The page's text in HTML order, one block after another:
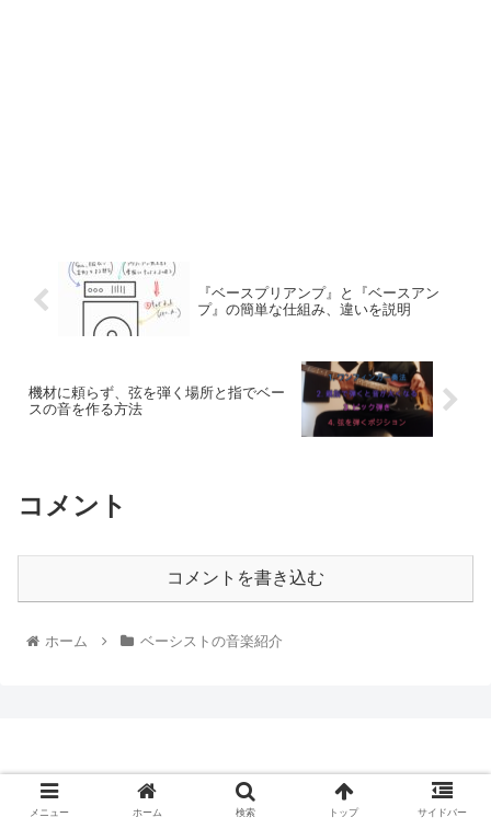
『ベースプリアンプ』と『ベースアン
プ』の簡単な仕組み、違いを説明
機材に頼らず、弦を弾く場所と指でベー
スの音を作る方法
コメント
コメントを書き込む
ホーム ベーシストの音楽紹介
メニュー ホーム 検索 トップ サイドバー